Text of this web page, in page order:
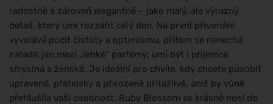
radostně a zároveň elegantně – jako malý, ale výrazný
detail, který umí rozzářit celý den. Na první přivonění
vyvolává pocit čistoty a optimismu, přitom se nenechá
zařadit jen mezi „lehké“ parfémy; umí být i příjemně
smyslná a ženská. Je ideální pro chvíle, kdy chcete působit
upraveně, přátelsky a přirozeně přitažlivě, aniž by vůně
přehlušila vaši osobnost. Ruby Blossom se krásně nosí do